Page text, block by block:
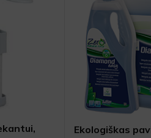
Ekologiškas